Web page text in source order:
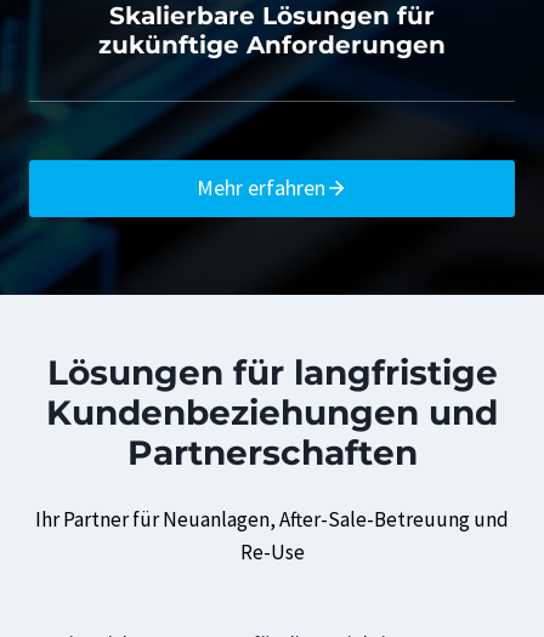
Skalierbare Lösungen für
zukünftige Anforderungen
Mehr erfahren
Lösungen für langfristige
Kundenbeziehungen und
Partnerschaften
Ihr Partner für Neuanlagen, After-Sale-Betreuung und
Re-Use